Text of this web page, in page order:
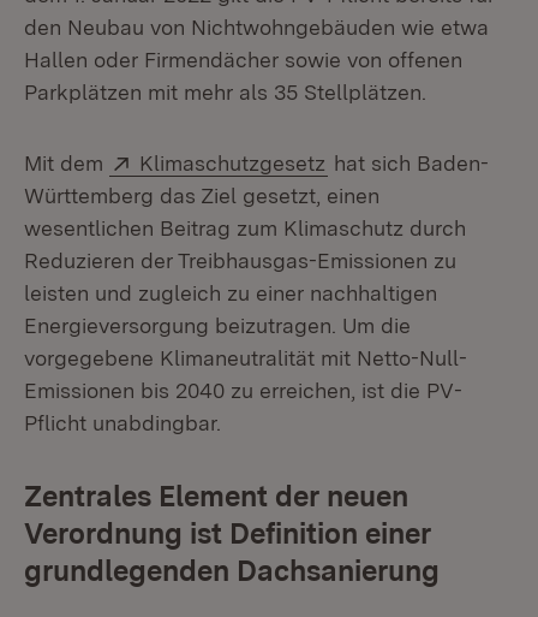
den Neubau von Nichtwohngebäuden wie etwa
Hallen oder Firmendächer sowie von offenen
Parkplätzen mit mehr als 35 Stellplätzen.
Mit dem Extern:
Klimaschutzgesetz (Öffnet in neuem
hat sich Baden-
Württemberg das Ziel gesetzt, einen
wesentlichen Beitrag zum Klimaschutz durch
Reduzieren der Treibhausgas-Emissionen zu
leisten und zugleich zu einer nachhaltigen
Energieversorgung beizutragen. Um die
vorgegebene Klimaneutralität mit Netto-Null-
Emissionen bis 2040 zu erreichen, ist die PV-
Pflicht unabdingbar.
Zentrales Element der neuen
Verordnung ist Definition einer
grundlegenden Dachsanierung